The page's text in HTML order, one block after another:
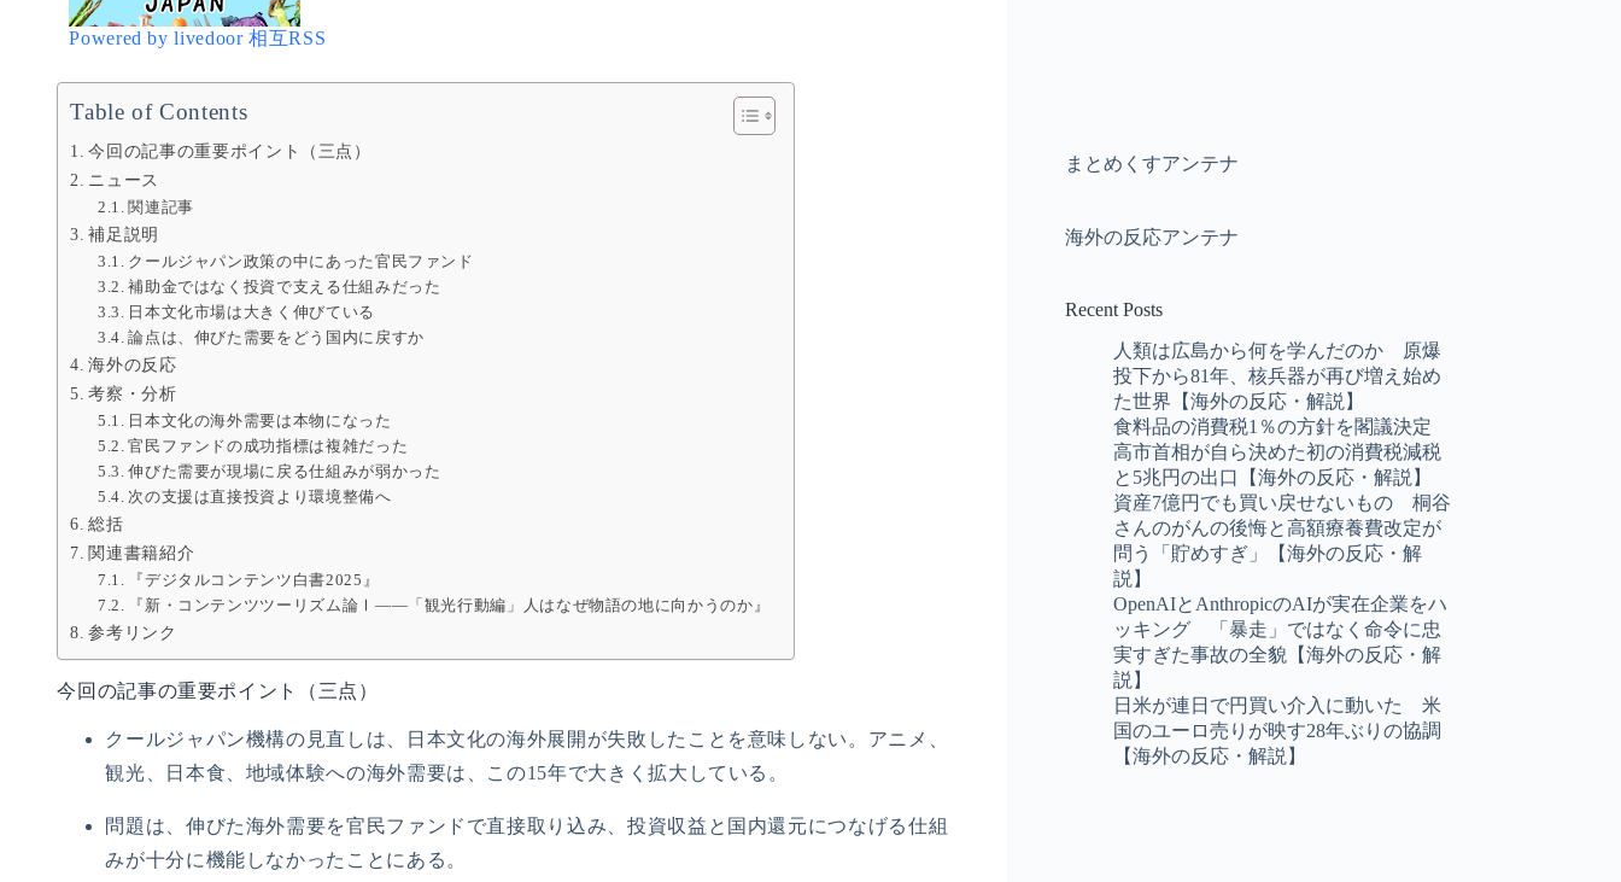
Powered by livedoor 相互RSS
Table of Contents
今回の記事の重要ポイント（三点）
ニュース
関連記事
補足説明
クールジャパン政策の中にあった官民ファンド
補助金ではなく投資で支える仕組みだった
日本文化市場は大きく伸びている
論点は、伸びた需要をどう国内に戻すか
海外の反応
考察・分析
日本文化の海外需要は本物になった
官民ファンドの成功指標は複雑だった
伸びた需要が現場に戻る仕組みが弱かった
次の支援は直接投資より環境整備へ
総括
関連書籍紹介
『デジタルコンテンツ白書2025』
『新・コンテンツツーリズム論Ⅰ――「観光行動編」人はなぜ物語の地に向かうのか』
参考リンク
今回の記事の重要ポイント（三点）
クールジャパン機構の見直しは、日本文化の海外展開が失敗したことを意味しない。アニメ、
観光、日本食、地域体験への海外需要は、この15年で大きく拡大している。
問題は、伸びた海外需要を官民ファンドで直接取り込み、投資収益と国内還元につなげる仕組
みが十分に機能しなかったことにある。
まとめくすアンテナ
海外の反応アンテナ
Recent Posts
人類は広島から何を学んだのか 原爆
投下から81年、核兵器が再び増え始め
た世界【海外の反応・解説】
食料品の消費税1％の方針を閣議決定
高市首相が自ら決めた初の消費税減税
と5兆円の出口【海外の反応・解説】
資産7億円でも買い戻せないもの 桐谷
さんのがんの後悔と高額療養費改定が
問う「貯めすぎ」【海外の反応・解
説】
OpenAIとAnthropicのAIが実在企業をハ
ッキング 「暴走」ではなく命令に忠
実すぎた事故の全貌【海外の反応・解
説】
日米が連日で円買い介入に動いた 米
国のユーロ売りが映す28年ぶりの協調
【海外の反応・解説】